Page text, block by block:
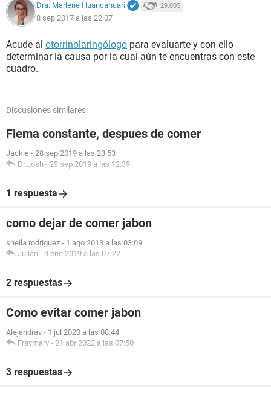
Dra. Marlene Huancahuari 29.005
8 sep 2017 a las 22:07
Acude al otorrinolaringólogo para evaluarte y con ello
determinar la causa por la cual aún te encuentras con este
cuadro.
Discusiones similares
Flema constante, despues de comer
Jackie - 28 sep 2019 a las 23:53
Dr.Josh - 29 sep 2019 a las 12:39
1 respuesta
como dejar de comer jabon
sheila rodriguez - 1 ago 2013 a las 03:09
Julian - 3 ene 2019 a las 07:22
2 respuestas
Como evitar comer jabon
Alejandrav - 1 jul 2020 a las 08:44
Fraymary - 21 abr 2022 a las 07:50
3 respuestas